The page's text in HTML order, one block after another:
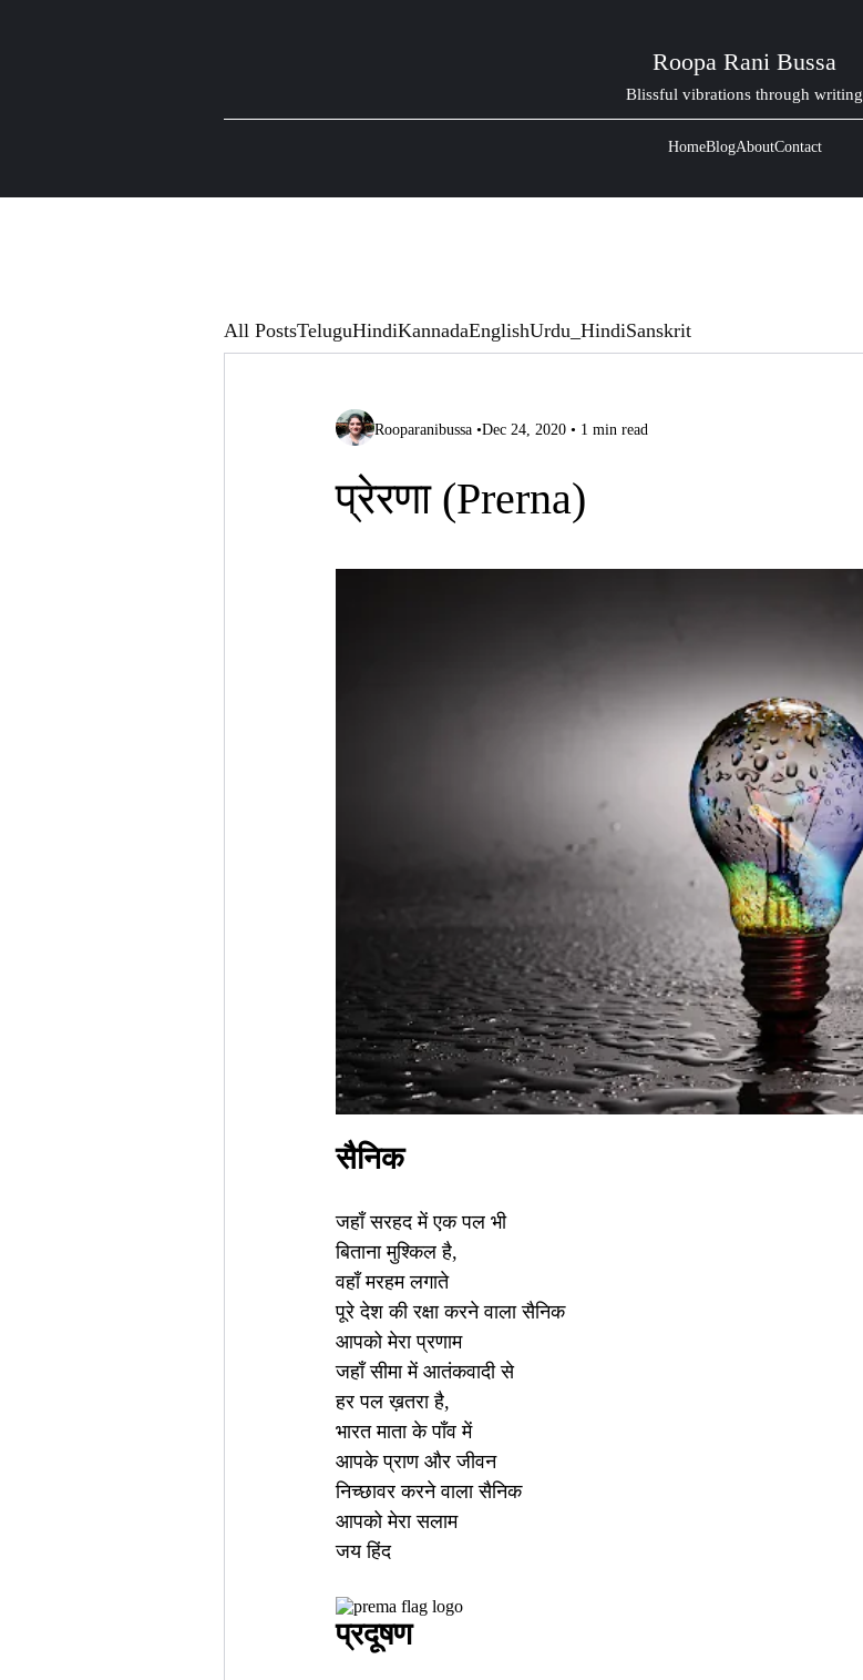
Roopa Rani Bussa
Blissful vibrations through writing
HomeBlogAboutContact
All PostsTeluguHindiKannadaEnglishUrdu_HindiSanskrit
Rooparanibussa •Dec 24, 2020 • 1 min read
प्रेरणा (Prerna)
सैनिक
जहाँ सरहद में एक पल भी
बिताना मुश्किल है,
वहाँ मरहम लगाते
पूरे देश की रक्षा करने वाला सैनिक
आपको मेरा प्रणाम
जहाँ सीमा में आतंकवादी से
हर पल ख़तरा है,
भारत माता के पाँव में
आपके प्राण और जीवन
निच्छावर करने वाला सैनिक
आपको मेरा सलाम
जय हिंद
प्रदूषण